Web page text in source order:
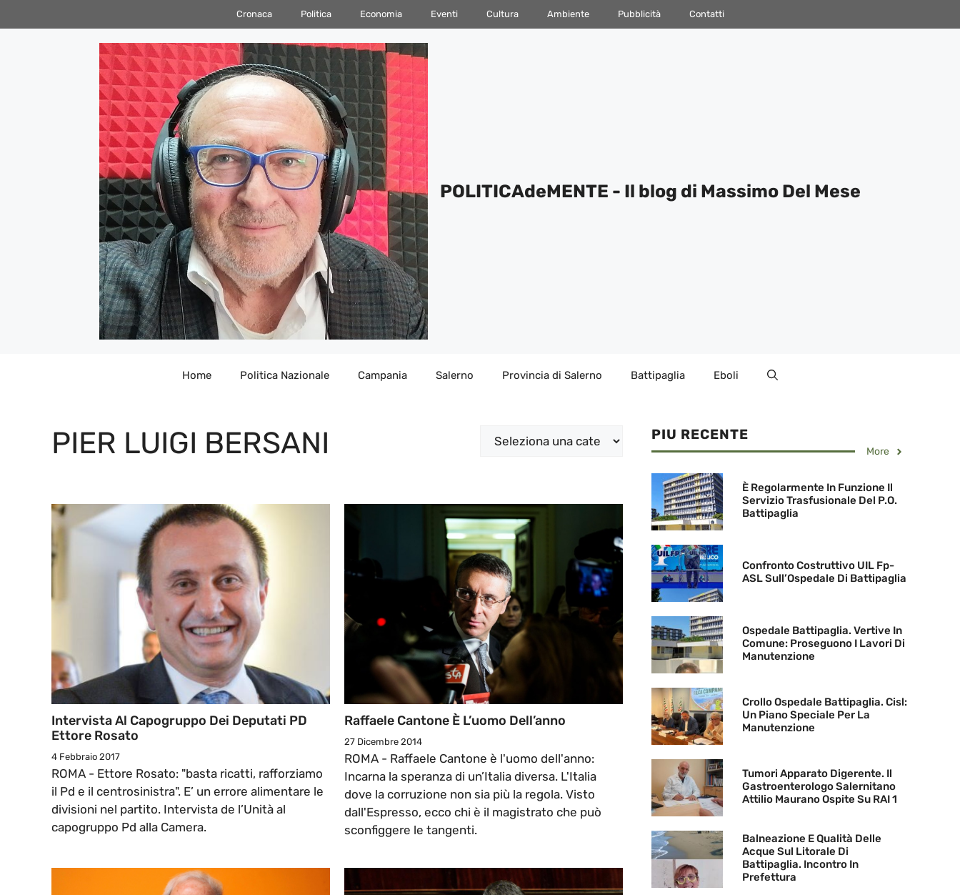
al
Cronaca Politica Economia Eventi Cultura Ambiente Pubblicità Contatti
POLITICAdeMENTE - Il blog di Massimo Del Mese
Home Politica Nazionale Campania Salerno Provincia di Salerno Battipaglia Eboli
PIER LUIGI BERSANI Categorie
Intervista Al Capogruppo Dei Deputati PD
Ettore Rosato
4 Febbraio 2017
ROMA - Ettore Rosato: "basta ricatti, rafforziamo
il Pd e il centrosinistra". E’ un errore alimentare le
divisioni nel partito. Intervista de l’Unità al
capogruppo Pd alla Camera.
Raffaele Cantone È L’uomo Dell’anno
27 Dicembre 2014
ROMA - Raffaele Cantone è l'uomo dell'anno:
Incarna la speranza di un’Italia diversa. L'Italia
dove la corruzione non sia più la regola. Visto
dall'Espresso, ecco chi è il magistrato che può
sconfiggere le tangenti.
PIU RECENTE
More
È Regolarmente In Funzione Il
Servizio Trasfusionale Del P.O.
Battipaglia
Confronto Costruttivo UIL Fp-
ASL Sull’Ospedale Di Battipaglia
Ospedale Battipaglia. Vertive In
Comune: Proseguono I Lavori Di
Manutenzione
Crollo Ospedale Battipaglia. Cisl:
Un Piano Speciale Per La
Manutenzione
Tumori Apparato Digerente. Il
Gastroenterologo Salernitano
Attilio Maurano Ospite Su RAI 1
Balneazione E Qualità Delle
Acque Sul Litorale Di
Battipaglia. Incontro In
Prefettura